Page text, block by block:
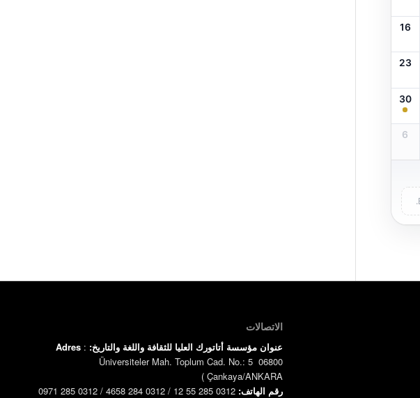
16
23
30
6
الاتصالات
عنوان مؤسسة أتاتورك العليا للثقافة واللغة والتاريخ:
Adres :
Üniversiteler Mah. Toplum Cad. No.: 5 06800
Çankaya/ANKARA
)
رقم الهاتف: